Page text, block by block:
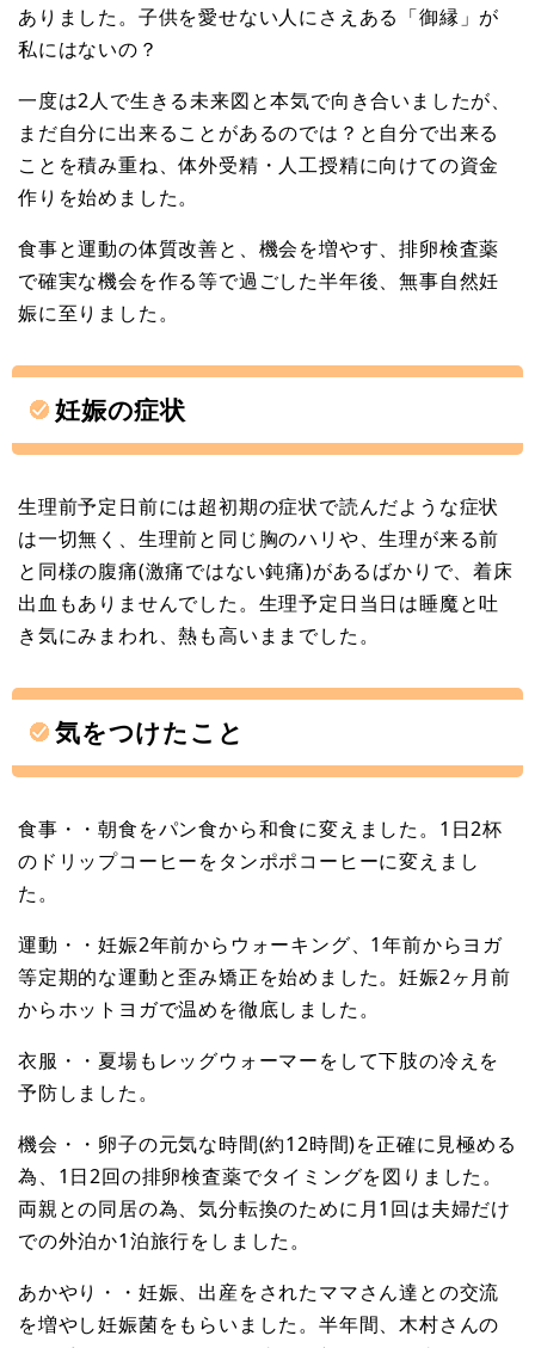
ありました。子供を愛せない人にさえある「御縁」が
私にはないの？
一度は2人で生きる未来図と本気で向き合いましたが、
まだ自分に出来ることがあるのでは？と自分で出来る
ことを積み重ね、体外受精・人工授精に向けての資金
作りを始めました。
食事と運動の体質改善と、機会を増やす、排卵検査薬
で確実な機会を作る等で過ごした半年後、無事自然妊
娠に至りました。
妊娠の症状
生理前予定日前には超初期の症状で読んだような症状
は一切無く、生理前と同じ胸のハリや、生理が来る前
と同様の腹痛(激痛ではない鈍痛)があるばかりで、着床
出血もありませんでした。生理予定日当日は睡魔と吐
き気にみまわれ、熱も高いままでした。
気をつけたこと
食事・・朝食をパン食から和食に変えました。1日2杯
のドリップコーヒーをタンポポコーヒーに変えまし
た。
運動・・妊娠2年前からウォーキング、1年前からヨガ
等定期的な運動と歪み矯正を始めました。妊娠2ヶ月前
からホットヨガで温めを徹底しました。
衣服・・夏場もレッグウォーマーをして下肢の冷えを
予防しました。
機会・・卵子の元気な時間(約12時間)を正確に見極める
為、1日2回の排卵検査薬でタイミングを図りました。
両親との同居の為、気分転換のために月1回は夫婦だけ
での外泊か1泊旅行をしました。
あかやり・・妊娠、出産をされたママさん達との交流
を増やし妊娠菌をもらいました。半年間、木村さんの